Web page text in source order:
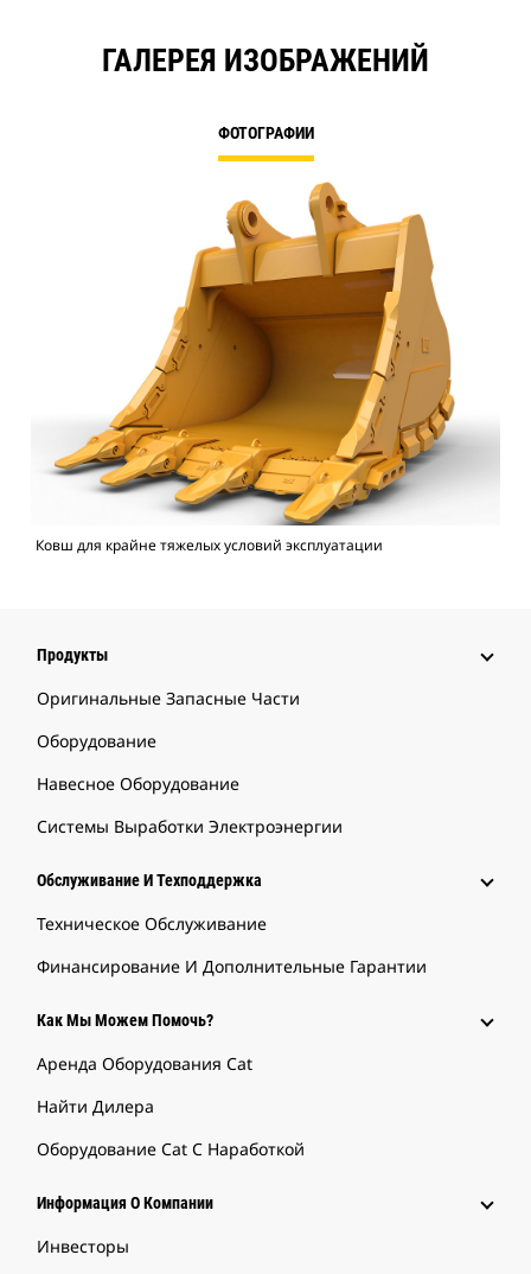
ГАЛЕРЕЯ ИЗОБРАЖЕНИЙ
ФОТОГРАФИИ
Ковш для крайне тяжелых условий эксплуатации
Продукты
Оригинальные Запасные Части
Оборудование
Навесное Оборудование
Системы Выработки Электроэнергии
Обслуживание И Техподдержка
Техническое Обслуживание
Финансирование И Дополнительные Гарантии
Как Мы Можем Помочь?
Аренда Оборудования Cat
Найти Дилера
Оборудование Cat С Наработкой
Информация О Компании
Инвесторы